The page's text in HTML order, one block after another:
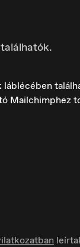
találhatók.
Mailchimphez